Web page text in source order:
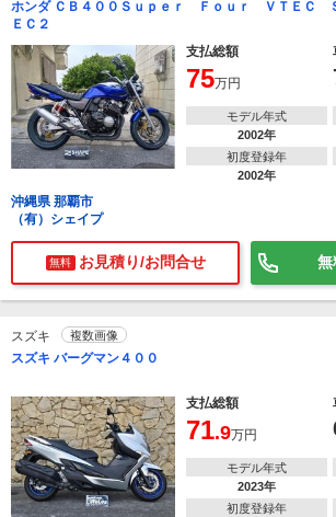
ホンダ ＣＢ４００Ｓｕｐｅｒ Ｆｏｕｒ ＶＴＥＣ
ＥＣ２
支払総額
75万円
モデル年式
2002年
初度登録年
2002年
沖縄県 那覇市
（有）シェイプ
無料 お見積り/お問合せ 無
スズキ 複数画像
スズキ バーグマン４００
支払総額
71.9万円
モデル年式
2023年
初度登録年